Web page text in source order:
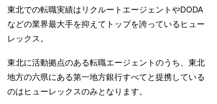
東北での転職実績はリクルートエージェントやDODA
などの業界最大手を抑えてトップを誇っているヒュー
レックス。
東北に活動拠点のある転職エージェントのうち、東北
地方の六県にある第一地方銀行すべてと提携している
のはヒューレックスのみとなります。